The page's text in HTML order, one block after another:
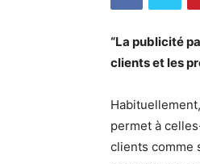
“La publicité
clients et les
permet à
clients comme